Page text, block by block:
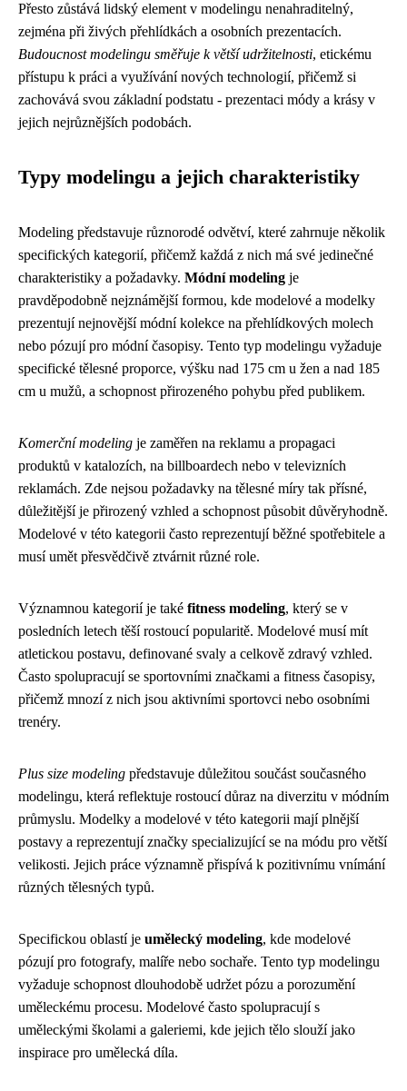
Přesto zůstává lidský element v modelingu nenahraditelný,
zejména při živých přehlídkách a osobních prezentacích.
Budoucnost modelingu směřuje k větší udržitelnosti, etickému
přístupu k práci a využívání nových technologií, přičemž si
zachovává svou základní podstatu - prezentaci módy a krásy v
jejich nejrůznějších podobách.
Typy modelingu a jejich charakteristiky
Modeling představuje různorodé odvětví, které zahrnuje několik
specifických kategorií, přičemž každá z nich má své jedinečné
charakteristiky a požadavky. Módní modeling je
pravděpodobně nejznámější formou, kde modelové a modelky
prezentují nejnovější módní kolekce na přehlídkových molech
nebo pózují pro módní časopisy. Tento typ modelingu vyžaduje
specifické tělesné proporce, výšku nad 175 cm u žen a nad 185
cm u mužů, a schopnost přirozeného pohybu před publikem.
Komerční modeling je zaměřen na reklamu a propagaci
produktů v katalozích, na billboardech nebo v televizních
reklamách. Zde nejsou požadavky na tělesné míry tak přísné,
důležitější je přirozený vzhled a schopnost působit důvěryhodně.
Modelové v této kategorii často reprezentují běžné spotřebitele a
musí umět přesvědčivě ztvárnit různé role.
Významnou kategorií je také fitness modeling, který se v
posledních letech těší rostoucí popularitě. Modelové musí mít
atletickou postavu, definované svaly a celkově zdravý vzhled.
Často spolupracují se sportovními značkami a fitness časopisy,
přičemž mnozí z nich jsou aktivními sportovci nebo osobními
trenéry.
Plus size modeling představuje důležitou součást současného
modelingu, která reflektuje rostoucí důraz na diverzitu v módním
průmyslu. Modelky a modelové v této kategorii mají plnější
postavy a reprezentují značky specializující se na módu pro větší
velikosti. Jejich práce významně přispívá k pozitivnímu vnímání
různých tělesných typů.
Specifickou oblastí je umělecký modeling, kde modelové
pózují pro fotografy, malíře nebo sochaře. Tento typ modelingu
vyžaduje schopnost dlouhodobě udržet pózu a porozumění
uměleckému procesu. Modelové často spolupracují s
uměleckými školami a galeriemi, kde jejich tělo slouží jako
inspirace pro umělecká díla.